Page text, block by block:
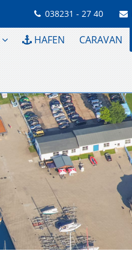
038231 - 27 40
HAFEN CARAVAN